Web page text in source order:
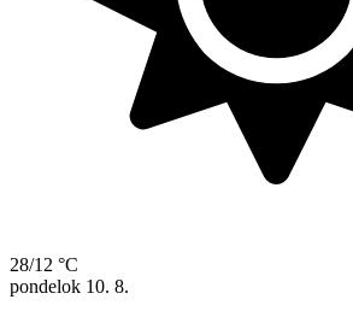
28/12 °C
pondelok 10. 8.